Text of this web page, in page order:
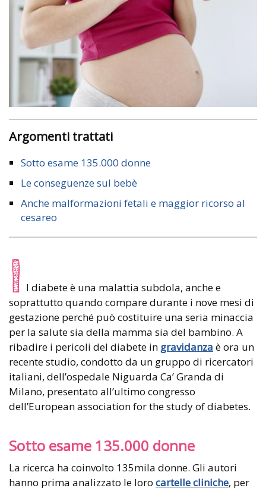
Argomenti trattati
Sotto esame 135.000 donne
Le conseguenze sul bebè
Anche malformazioni fetali e maggior ricorso al
cesareo
I l diabete è una malattia subdola, anche e
soprattutto quando compare durante i nove mesi di
gestazione perché può costituire una seria minaccia
per la salute sia della mamma sia del bambino. A
ribadire i pericoli del diabete in gravidanza è ora un
recente studio, condotto da un gruppo di ricercatori
italiani, dell’ospedale Niguarda Ca’ Granda di
Milano, presentato all’ultimo congresso
dell’European association for the study of diabetes.
Sotto esame 135.000 donne
La ricerca ha coinvolto 135mila donne. Gli autori
hanno prima analizzato le loro cartelle cliniche, per